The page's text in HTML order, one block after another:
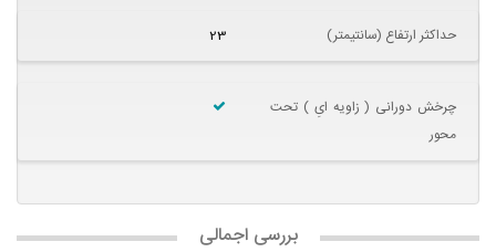
حداکثر ارتفاع (سانتیمتر) 23
چرخش دورانی ( زاویه ایِ ) تحت
محور
بررسی اجمالی